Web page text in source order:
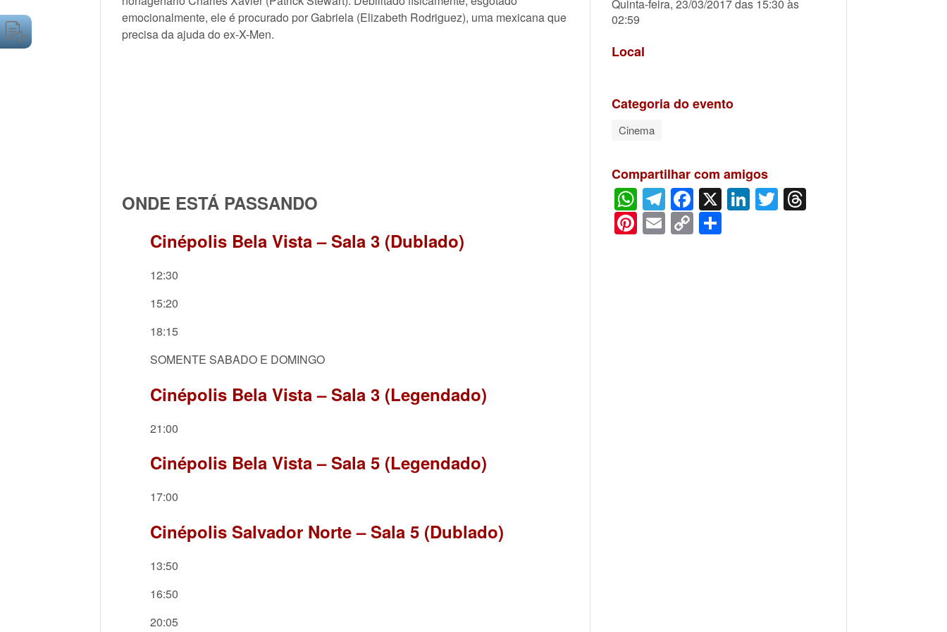
emocionalmente, ele é procurado por Gabriela (Elizabeth Rodriguez), uma mexicana que
precisa da ajuda do ex-X-Men.
ONDE ESTÁ PASSANDO
Cinépolis Bela Vista – Sala 3 (Dublado)
12:30
15:20
18:15
SOMENTE SABADO E DOMINGO
Cinépolis Bela Vista – Sala 3 (Legendado)
21:00
Cinépolis Bela Vista – Sala 5 (Legendado)
17:00
Cinépolis Salvador Norte – Sala 5 (Dublado)
13:50
16:50
20:05
Quinta-feira, 23/03/2017 das 15:30 às
02:59
Local
Categoria do evento
Cinema
Compartilhar com amigos
WhatsApp
Telegram
Facebook
X LinkedIn
Twitter
Pinterest
Email
Copy
Link